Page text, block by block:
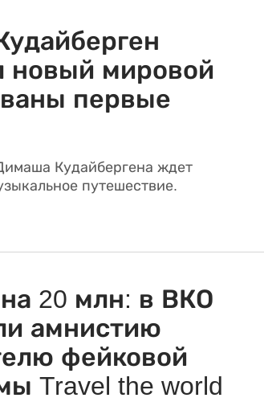
новый мировой
первые
Кудайбергена ждет
путешествие.
20 млн: в ВКО
амнистию
фейковой
Travel the world